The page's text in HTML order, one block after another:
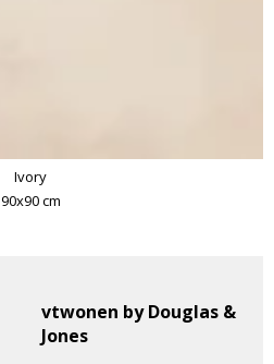
Ivory
90x90 cm
vtwonen by Douglas &
Jones